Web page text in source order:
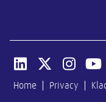
Open linkedin van
Open x-twitter
Open
Home Privacy